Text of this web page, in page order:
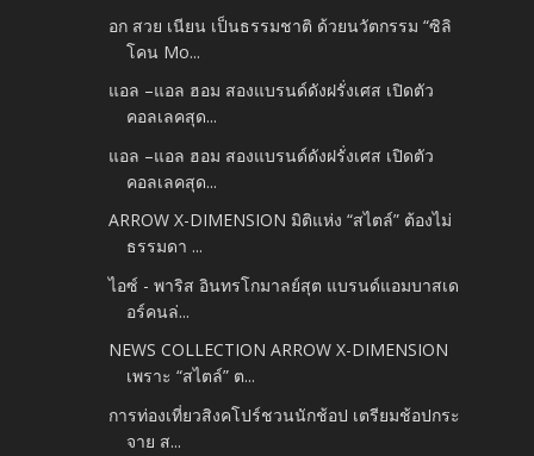
อก สวย เนียน เป็นธรรมชาติ ด้วยนวัตกรรม “ซิลิ
โคน Mo...
แอล –แอล ฮอม สองแบรนด์ดังฝรั่งเศส เปิดตัว
คอลเลคสุด...
แอล –แอล ฮอม สองแบรนด์ดังฝรั่งเศส เปิดตัว
คอลเลคสุด...
ARROW X-DIMENSION มิติแห่ง “สไตล์” ต้องไม่
ธรรมดา ...
ไอซ์ - พาริส อินทรโกมาลย์สุต แบรนด์แอมบาสเด
อร์คนล่...
NEWS COLLECTION ARROW X-DIMENSION
เพราะ “สไตล์” ต...
การท่องเที่ยวสิงคโปร์ชวนนักช้อป เตรียมช้อปกระ
จาย ส...